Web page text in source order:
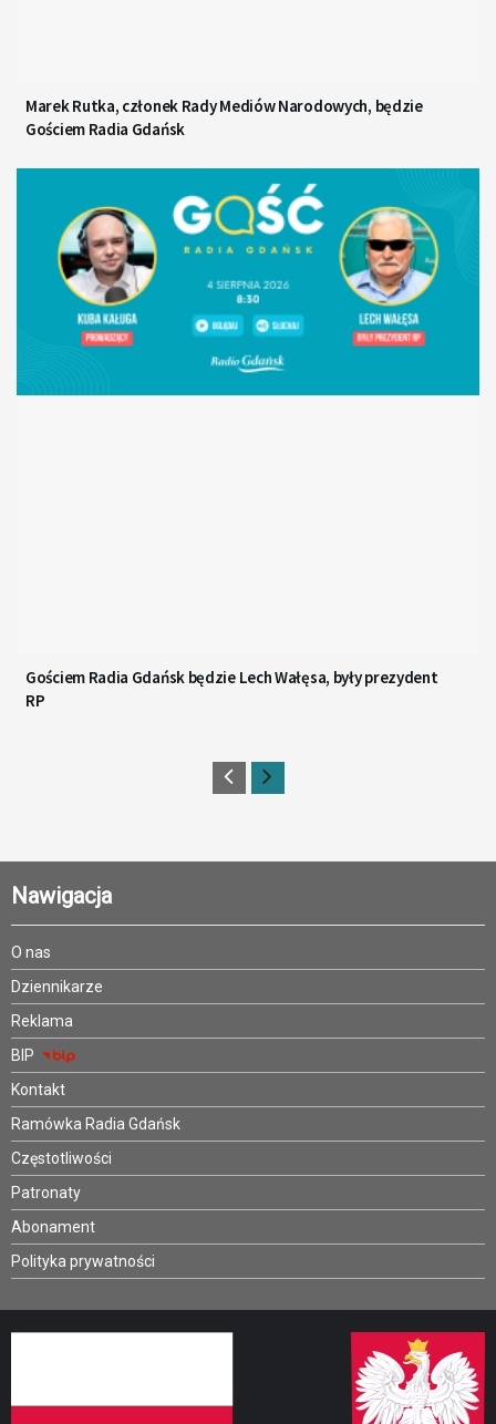
Marek Rutka, członek Rady Mediów Narodowych, będzie
Gościem Radia Gdańsk
Gościem Radia Gdańsk będzie Lech Wałęsa, były prezydent
RP
Nawigacja
O nas
Dziennikarze
Reklama
BIP
Kontakt
Ramówka Radia Gdańsk
Częstotliwości
Patronaty
Abonament
Polityka prywatności